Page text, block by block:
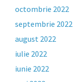
octombrie 2022
septembrie 2022
august 2022
iulie 2022
iunie 2022